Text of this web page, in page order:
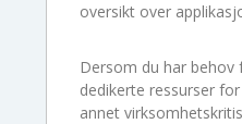
oversikt over
Dersom du har
dedikerte ressurser
annet